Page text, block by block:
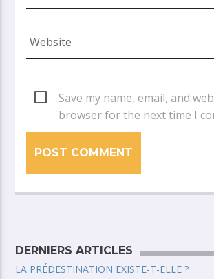
Save my name, email, and
browser for the next time I
DERNIERS ARTICLES
LA PRÉDESTINATION EXISTE-T-ELLE ?